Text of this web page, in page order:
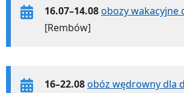
16.07–14.08obozy wakacyjne
[Rembów]
16–22.08obóz wędrowny dla